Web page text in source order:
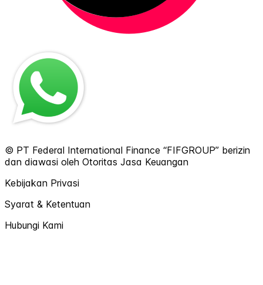
© PT Federal International Finance “FIFGROUP” berizin
dan diawasi oleh Otoritas Jasa Keuangan
Kebijakan Privasi
Syarat & Ketentuan
Hubungi Kami